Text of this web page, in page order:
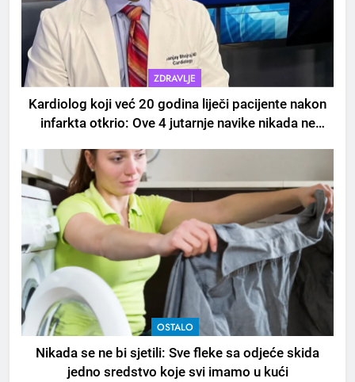
ZDRAVLJE
Kardiolog koji već 20 godina liječi pacijente nakon
infarkta otkrio: Ove 4 jutarnje navike nikada ne
OSTALO
Nikada se ne bi sjetili: Sve fleke sa odjeće skida
jedno sredstvo koje svi imamo u kući
6
ČISTAČ JETRE: Uzmite gutljaj
na prazan stomak i crijeva će
raditi kao sat, zaboravit ćete na
loše varenje
OSTALO
7
preokupacija: Ljudi rođeni u ova
tri znaka najviše vole ogovarati
OSTALO
8
Piće od smreke – prirodni
napitak koji se često spominje
kod šećerne bolesti
OSTALO
1
Samo 1 kašičica u litru vode i
čak će se i “suhi štap”